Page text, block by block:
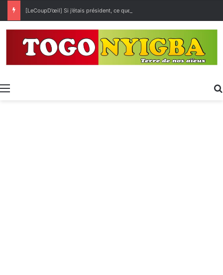
[LeCoupD’œil] Si j’étais président, ce que je ferai des « Évalas »
Menu